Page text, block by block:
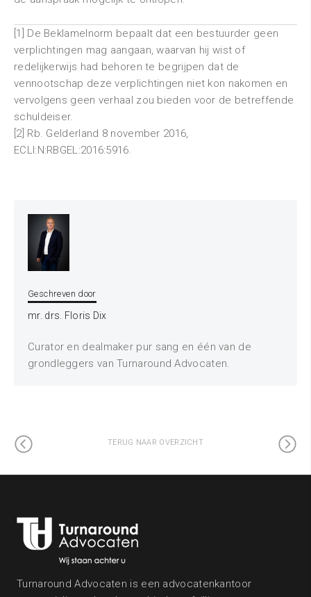
[1] De Beklamelnorm bepaalt dat een bestuurder geen
verplichtingen mag aangaan, waarvan hij wist of
redelijkerwijs had behoren te begrijpen dat de
vennootschap deze verplichtingen niet kon nakomen en
vervolgens geen verhaal zou bieden voor de betreffende
schuldeiser.
[2] Rb. Gelderland 8 november 2016,
ECLI:N:RBGEL:2016:5916.
Geschreven door
mr. drs. Floris Dix
Curator en dealmaker pur sang en één van de
grondleggers van Turnaround Advocaten.
TERUG NAAR OVERZICHT
Turnaround Advocaten is een advocatenkantoor